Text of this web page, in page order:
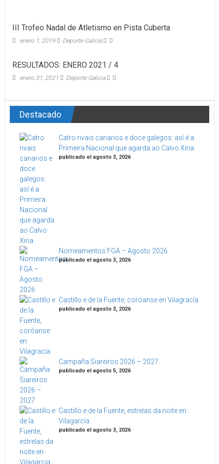
III Trofeo Nadal de Atletismo en Pista Cuberta
enero 1, 2019 Deporte Galicia 0
RESULTADOS: ENERO 2021 / 4
enero 31, 2021 Deporte Galicia 0
Destacado
Catro rivais canarios e doce galegos: así é a
Primeira Nacional que agarda ao Calvo Xiria
publicado el agosto 3, 2026
Nomeamentos FGA – Agosto 2026
publicado el agosto 3, 2026
Castillo e de la Fuente, coróanse en Vilagracía
publicado el agosto 3, 2026
Campaña Siareiros 2026 – 2027
publicado el agosto 5, 2026
Castillo e de la Fuente, estrelas da noite en
Vilagarcía
publicado el agosto 3, 2026